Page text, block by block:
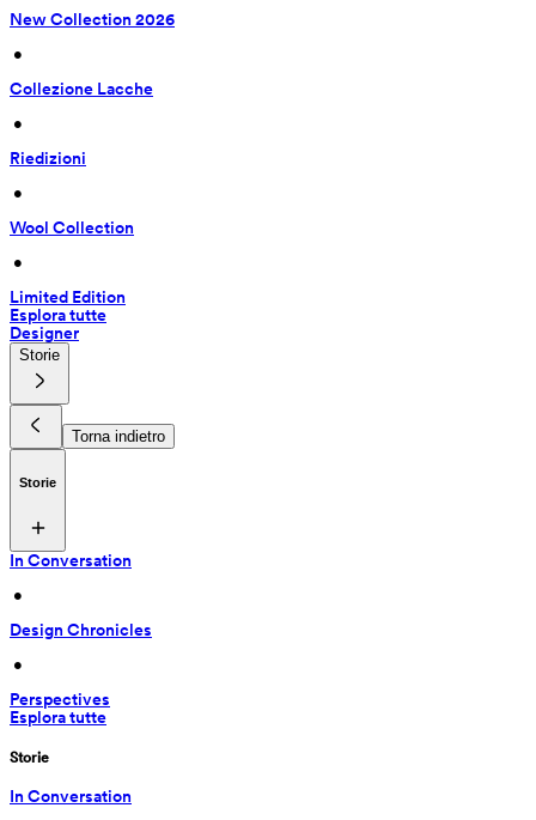
New Collection 2026
•
Collezione Lacche
•
Riedizioni
•
Wool Collection
•
Limited Edition
Esplora tutte
Designer
Storie
Torna indietro
Storie
In Conversation
•
Design Chronicles
•
Perspectives
Esplora tutte
Storie
In Conversation